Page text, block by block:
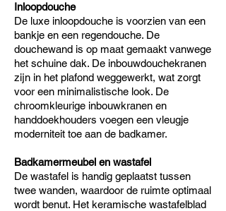
Inloopdouche
De luxe inloopdouche is voorzien van een
bankje en een regendouche. De
douchewand is op maat gemaakt vanwege
het schuine dak. De inbouwdouchekranen
zijn in het plafond weggewerkt, wat zorgt
voor een minimalistische look. De
chroomkleurige inbouwkranen en
handdoekhouders voegen een vleugje
moderniteit toe aan de badkamer.
Badkamermeubel en wastafel
De wastafel is handig geplaatst tussen
twee wanden, waardoor de ruimte optimaal
wordt benut. Het keramische wastafelblad